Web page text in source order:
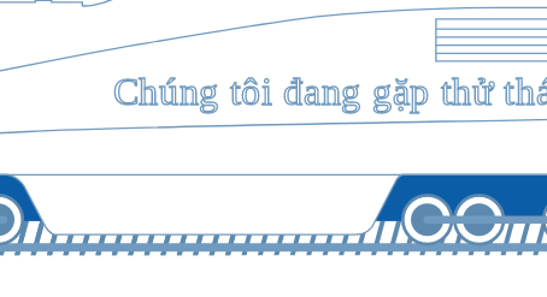
Chúng tôi đang gặp thử